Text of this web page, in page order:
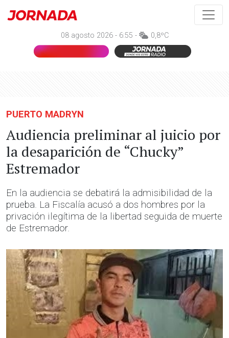
08 agosto 2026 - 6:55 - 0,8ºC
PUERTO MADRYN
Audiencia preliminar al juicio por
la desaparición de “Chucky”
Estremador
En la audiencia se debatirá la admisibilidad de la
prueba. La Fiscalía acusó a dos hombres por la
privación ilegítima de la libertad seguida de muerte
de Estremador.